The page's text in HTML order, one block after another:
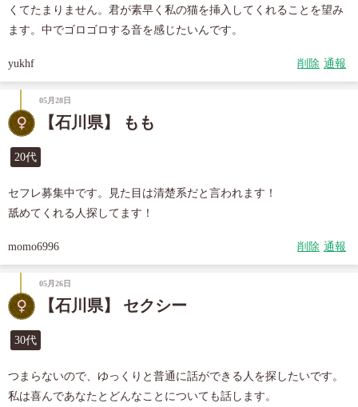
くてたまりません。君が素早く私の猫を挿入してくれることを望み
ます。中でゴロゴロする音を感じたいんです。
yukhf 削除 通報
05月28日
【石川県】 もも
20代
セフレ募集中です。見た目は清楚系だと言われます！
舐めてくれる人探してます！
momo6996 削除 通報
05月26日
【石川県】 セクシー
30代
つまらないので、ゆっくりと普通に話ができる人を探したいです。
私は喜んであなたとどんなことについても話します。